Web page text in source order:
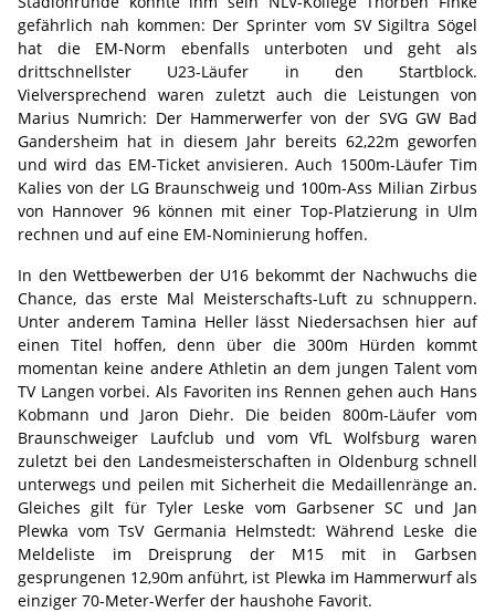
gefährlich nah kommen: Der Sprinter vom SV Sigiltra Sögel
hat die EM-Norm ebenfalls unterboten und geht als
drittschnellster U23-Läufer in den Startblock.
Vielversprechend waren zuletzt auch die Leistungen von
Marius Numrich: Der Hammerwerfer von der SVG GW Bad
Gandersheim hat in diesem Jahr bereits 62,22m geworfen
und wird das EM-Ticket anvisieren. Auch 1500m-Läufer Tim
Kalies von der LG Braunschweig und 100m-Ass Milian Zirbus
von Hannover 96 können mit einer Top-Platzierung in Ulm
rechnen und auf eine EM-Nominierung hoffen.
In den Wettbewerben der U16 bekommt der Nachwuchs die
Chance, das erste Mal Meisterschafts-Luft zu schnuppern.
Unter anderem Tamina Heller lässt Niedersachsen hier auf
einen Titel hoffen, denn über die 300m Hürden kommt
momentan keine andere Athletin an dem jungen Talent vom
TV Langen vorbei. Als Favoriten ins Rennen gehen auch Hans
Kobmann und Jaron Diehr. Die beiden 800m-Läufer vom
Braunschweiger Laufclub und vom VfL Wolfsburg waren
zuletzt bei den Landesmeisterschaften in Oldenburg schnell
unterwegs und peilen mit Sicherheit die Medaillenränge an.
Gleiches gilt für Tyler Leske vom Garbsener SC und Jan
Plewka vom TsV Germania Helmstedt: Während Leske die
Meldeliste im Dreisprung der M15 mit in Garbsen
gesprungenen 12,90m anführt, ist Plewka im Hammerwurf als
einziger 70-Meter-Werfer der haushohe Favorit.